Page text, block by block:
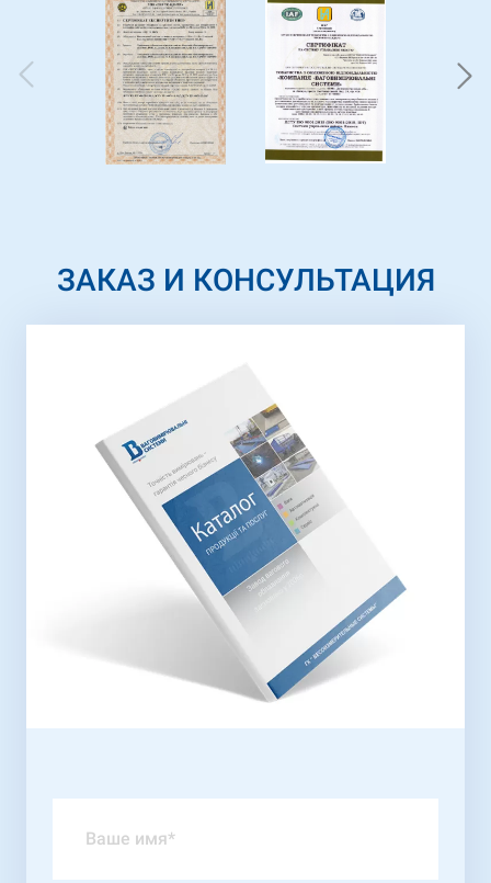
ЗАКАЗ И КОНСУЛЬТАЦИЯ